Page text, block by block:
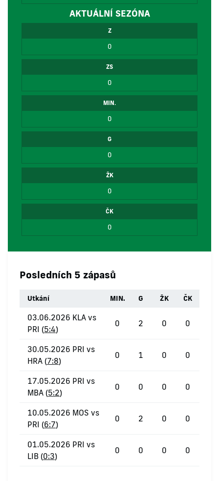
AKTUÁLNÍ SEZÓNA
Z
0
ZS
0
MIN.
0
G
0
ŽK
0
ČK
0
Posledních 5 zápasů
Utkání MIN. G ŽK ČK
03.06.2026 KLA vs
PRI (5:4)
0 2 0 0
30.05.2026 PRI vs
HRA (7:8)
0 1 0 0
17.05.2026 PRI vs
MBA (5:2)
0 0 0 0
10.05.2026 MOS vs
PRI (6:7)
0 2 0 0
01.05.2026 PRI vs
LIB (0:3)
0 0 0 0